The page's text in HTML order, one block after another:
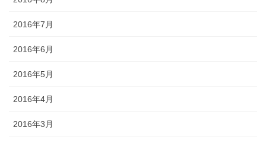
2016年7月
2016年6月
2016年5月
2016年4月
2016年3月